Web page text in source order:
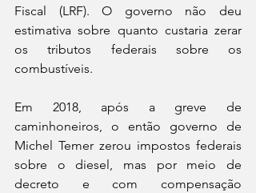
Fiscal (LRF). O governo não deu
estimativa sobre quanto custaria zerar
os tributos federais sobre os
combustíveis.
Em 2018, após a greve de
caminhoneiros, o então governo de
Michel Temer zerou impostos federais
sobre o diesel, mas por meio de
decreto e com compensação